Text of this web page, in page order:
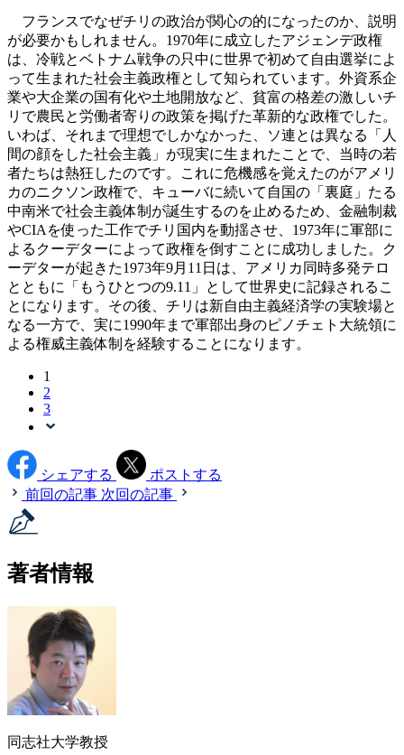
フランスでなぜチリの政治が関心の的になったのか、説明
が必要かもしれません。1970年に成立したアジェンデ政権
は、冷戦とベトナム戦争の只中に世界で初めて自由選挙によ
って生まれた社会主義政権として知られています。外資系企
業や大企業の国有化や土地開放など、貧富の格差の激しいチ
リで農民と労働者寄りの政策を掲げた革新的な政権でした。
いわば、それまで理想でしかなかった、ソ連とは異なる「人
間の顔をした社会主義」が現実に生まれたことで、当時の若
者たちは熱狂したのです。これに危機感を覚えたのがアメリ
カのニクソン政権で、キューバに続いて自国の「裏庭」たる
中南米で社会主義体制が誕生するのを止めるため、金融制裁
やCIAを使った工作でチリ国内を動揺させ、1973年に軍部に
よるクーデターによって政権を倒すことに成功しました。ク
ーデターが起きた1973年9月11日は、アメリカ同時多発テロ
とともに「もうひとつの9.11」として世界史に記録されるこ
とになります。その後、チリは新自由主義経済学の実験場と
なる一方で、実に1990年まで軍部出身のピノチェト大統領に
よる権威主義体制を経験することになります。
1
2
3
シェアする
ポストする
前回の記事 次回の記事
著者情報
同志社大学教授